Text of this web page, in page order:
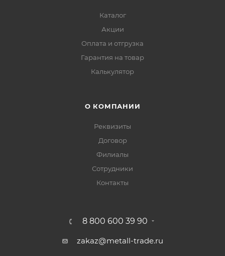
Каталог
Акции
Оплата и отгрузка
Гарантия на товар
Калькулятор
О КОМПАНИИ
Реквизиты
Договор
Филиалы
Сотрудники
Контакты
8 800 600 39 90
zakaz@metall-trade.ru